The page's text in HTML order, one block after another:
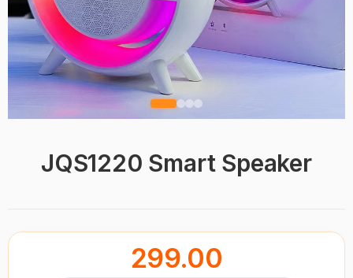
JQS1220 Smart Speaker
299.00